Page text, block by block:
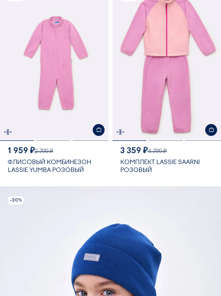
1 959 ₽2 799 ₽
ФЛИСОВЫЙ КОМБИНЕЗОН
LASSIE YUMBA РОЗОВЫЙ
3 359 ₽4 799 ₽
КОМПЛЕКТ LASSIE SAARNI
РОЗОВЫЙ
-30%